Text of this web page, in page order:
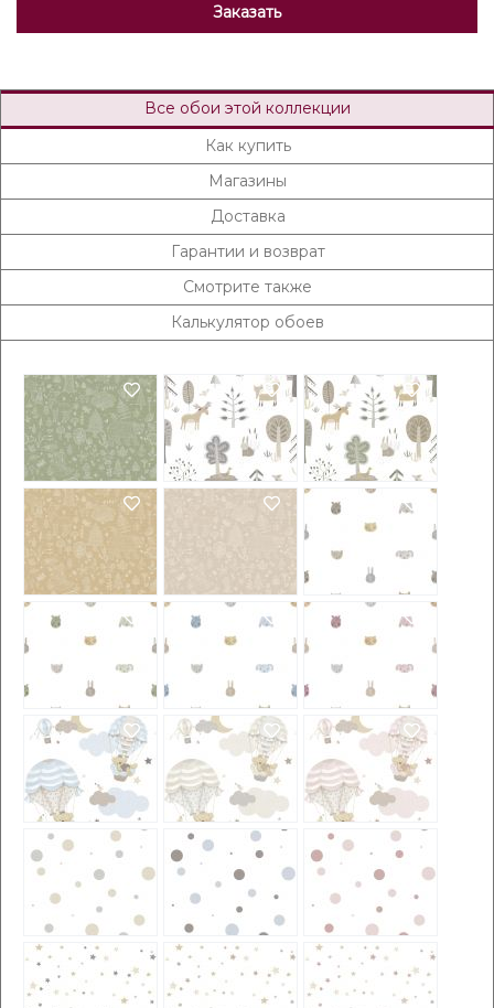
Заказать
Все обои этой коллекции
Как купить
Магазины
Доставка
Гарантии и возврат
Смотрите также
Калькулятор обоев